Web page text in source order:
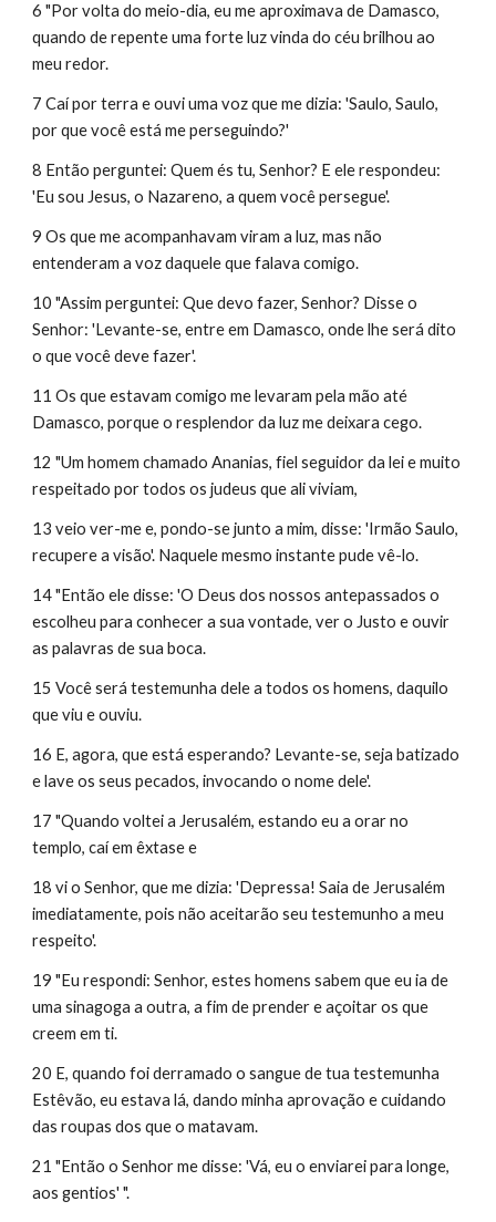
6 "Por volta do meio-dia, eu me aproximava de Damasco,
quando de repente uma forte luz vinda do céu brilhou ao
meu redor.
7 Caí por terra e ouvi uma voz que me dizia: 'Saulo, Saulo,
por que você está me perseguindo?'
8 Então perguntei: Quem és tu, Senhor? E ele respondeu:
'Eu sou Jesus, o Nazareno, a quem você persegue'.
9 Os que me acompanhavam viram a luz, mas não
entenderam a voz daquele que falava comigo.
10 "Assim perguntei: Que devo fazer, Senhor? Disse o
Senhor: 'Levante-se, entre em Damasco, onde lhe será dito
o que você deve fazer'.
11 Os que estavam comigo me levaram pela mão até
Damasco, porque o resplendor da luz me deixara cego.
12 "Um homem chamado Ananias, fiel seguidor da lei e muito
respeitado por todos os judeus que ali viviam,
13 veio ver-me e, pondo-se junto a mim, disse: 'Irmão Saulo,
recupere a visão'. Naquele mesmo instante pude vê-lo.
14 "Então ele disse: 'O Deus dos nossos antepassados o
escolheu para conhecer a sua vontade, ver o Justo e ouvir
as palavras de sua boca.
15 Você será testemunha dele a todos os homens, daquilo
que viu e ouviu.
16 E, agora, que está esperando? Levante-se, seja batizado
e lave os seus pecados, invocando o nome dele'.
17 "Quando voltei a Jerusalém, estando eu a orar no
templo, caí em êxtase e
18 vi o Senhor, que me dizia: 'Depressa! Saia de Jerusalém
imediatamente, pois não aceitarão seu testemunho a meu
respeito'.
19 "Eu respondi: Senhor, estes homens sabem que eu ia de
uma sinagoga a outra, a fim de prender e açoitar os que
creem em ti.
20 E, quando foi derramado o sangue de tua testemunha
Estêvão, eu estava lá, dando minha aprovação e cuidando
das roupas dos que o matavam.
21 "Então o Senhor me disse: 'Vá, eu o enviarei para longe,
aos gentios' ".